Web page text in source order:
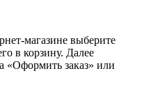
магазине выберите
в корзину. Далее
«Оформить заказ» или